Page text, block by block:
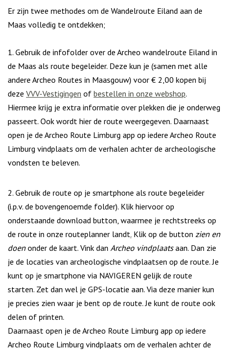
Er zijn twee methodes om de Wandelroute Eiland aan de
Maas volledig te ontdekken;
1. Gebruik de infofolder over de Archeo wandelroute Eiland in
de Maas als route begeleider. Deze kun je (samen met alle
andere Archeo Routes in Maasgouw) voor € 2,00 kopen bij
deze VVV-Vestigingen of bestellen in onze webshop.
Hiermee krijg je extra informatie over plekken die je onderweg
passeert. Ook wordt hier de route weergegeven. Daarnaast
open je de Archeo Route Limburg app op iedere Archeo Route
Limburg vindplaats om de verhalen achter de archeologische
vondsten te beleven.
2. Gebruik de route op je smartphone als route begeleider
(i.p.v. de bovengenoemde folder). Klik hiervoor op
onderstaande download button, waarmee je rechtstreeks op
de route in onze routeplanner landt. Klik op de button zien en
doen onder de kaart. Vink dan Archeo vindplaatsaan. Dan zie
je de locaties van archeologische vindplaatsen op de route. Je
kunt op je smartphone via NAVIGEREN gelijk de route
starten. Zet dan wel je GPS-locatie aan. Via deze manier kun
je precies zien waar je bent op de route. Je kunt de route ook
delen of printen.
Daarnaast open je de Archeo Route Limburg app op iedere
Archeo Route Limburg vindplaats om de verhalen achter de